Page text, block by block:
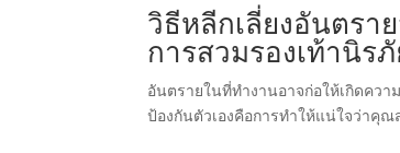
วิธีหลีกเลี่ยงอันตรา
การสวมรองเท้านิรภั
อันตรายในที่ทํางานอาจก่อให้เกิดคว
ป้องกันตัวเองคือการทําให้แน่ใจว่าคุณ